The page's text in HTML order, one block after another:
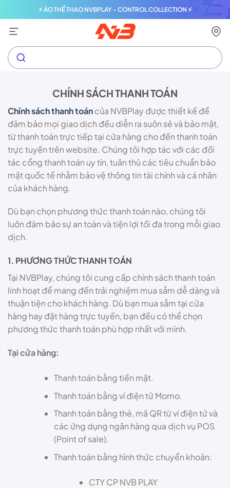
⚡ ÁO THỂ THAO NVBPLAY - CONTROL COLLECTION ⚡
CHÍNH SÁCH THANH TOÁN
Chính sách thanh toáncủa NVBPlay được thiết kế để
đảm bảo mọi giao dịch đều diễn ra suôn sẻ và bảo mật,
từ thanh toán trực tiếp tại cửa hàng cho đến thanh toán
trực tuyến trên website. Chúng tôi hợp tác với các đối
tác cổng thanh toán uy tín, tuân thủ các tiêu chuẩn bảo
mật quốc tế nhằm bảo vệ thông tin tài chính và cá nhân
của khách hàng.
Dù bạn chọn phương thức thanh toán nào, chúng tôi
luôn đảm bảo sự an toàn và tiện lợi tối đa trong mỗi giao
dịch.
1. PHƯƠNG THỨC THANH TOÁN
Tại NVBPlay, chúng tôi cung cấp chính sách thanh toán
linh hoạt để mang đến trải nghiệm mua sắm dễ dàng và
thuận tiện cho khách hàng. Dù bạn mua sắm tại cửa
hàng hay đặt hàng trực tuyến, bạn đều có thể chọn
phương thức thanh toán phù hợp nhất với mình.
Tại cửa hàng:
Thanh toán bằng tiền mặt.
Thanh toán bằng ví điện tử Momo.
Thanh toán bằng thẻ, mã QR từ ví điện tử và
các ứng dụng ngân hàng qua dịch vụ POS
(Point of sale).
Thanh toán bằng hình thức chuyển khoản:
CTY CP NVB PLAY